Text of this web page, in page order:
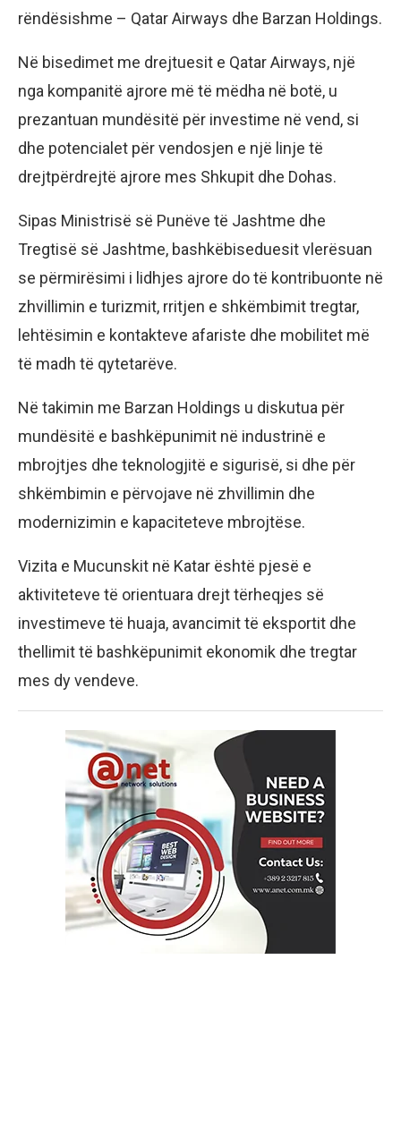
rëndësishme – Qatar Airways dhe Barzan Holdings.
Në bisedimet me drejtuesit e Qatar Airways, një
nga kompanitë ajrore më të mëdha në botë, u
prezantuan mundësitë për investime në vend, si
dhe potencialet për vendosjen e një linje të
drejtpërdrejtë ajrore mes Shkupit dhe Dohas.
Sipas Ministrisë së Punëve të Jashtme dhe
Tregtisë së Jashtme, bashkëbiseduesit vlerësuan
se përmirësimi i lidhjes ajrore do të kontribuonte në
zhvillimin e turizmit, rritjen e shkëmbimit tregtar,
lehtësimin e kontakteve afariste dhe mobilitet më
të madh të qytetarëve.
Në takimin me Barzan Holdings u diskutua për
mundësitë e bashkëpunimit në industrinë e
mbrojtjes dhe teknologjitë e sigurisë, si dhe për
shkëmbimin e përvojave në zhvillimin dhe
modernizimin e kapaciteteve mbrojtëse.
Vizita e Mucunskit në Katar është pjesë e
aktiviteteve të orientuara drejt tërheqjes së
investimeve të huaja, avancimit të eksportit dhe
thellimit të bashkëpunimit ekonomik dhe tregtar
mes dy vendeve.